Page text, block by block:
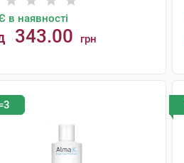
в наявності
343.00 грн